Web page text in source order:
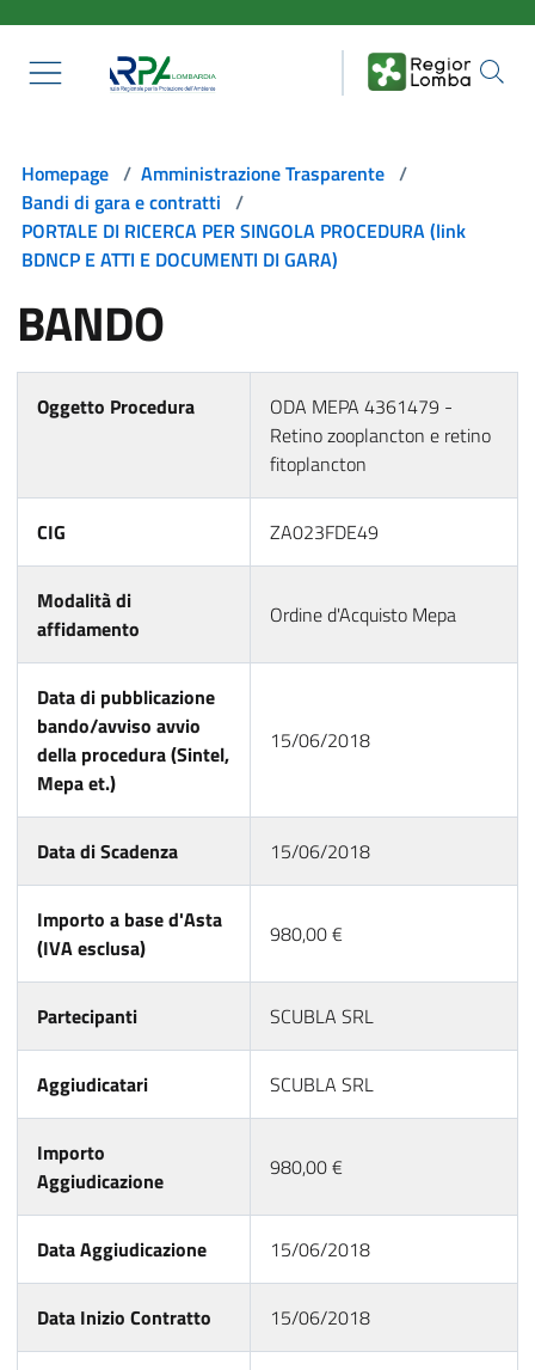
Homepage / Amministrazione Trasparente /
Bandi di gara e contratti /
PORTALE DI RICERCA PER SINGOLA PROCEDURA (link
BDNCP E ATTI E DOCUMENTI DI GARA)
BANDO
Oggetto Procedura
ODA MEPA 4361479 -
Retino zooplancton e retino
fitoplancton
CIG ZA023FDE49
Modalità di
affidamento
Ordine d'Acquisto Mepa
Data di pubblicazione
bando/avviso avvio
della procedura (Sintel,
Mepa et.)
15/06/2018
Data di Scadenza 15/06/2018
Importo a base d'Asta
(IVA esclusa)
980,00 €
Partecipanti SCUBLA SRL
Aggiudicatari SCUBLA SRL
Importo
Aggiudicazione
980,00 €
Data Aggiudicazione 15/06/2018
Data Inizio Contratto 15/06/2018